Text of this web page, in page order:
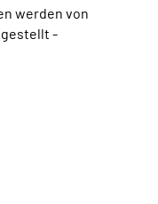
werden von
-